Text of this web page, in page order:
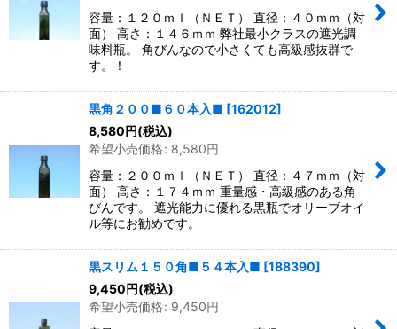
容量：１２０ｍｌ（ＮＥＴ） 直径：４０ｍｍ（対
面） 高さ：１４６ｍｍ 弊社最小クラスの遮光調
味料瓶。 角びんなので小さくても高級感抜群で
す。！
黒角２００■６０本入■ [162012]
8,580円(税込)
希望小売価格: 8,580円
容量：２００ｍｌ（ＮＥＴ） 直径：４７ｍｍ（対
面） 高さ：１７４ｍｍ 重量感・高級感のある角
びんです。 遮光能力に優れる黒瓶でオリーブオイ
ル等にお勧めです。
黒スリム１５０角■５４本入■ [188390]
9,450円(税込)
希望小売価格: 9,450円